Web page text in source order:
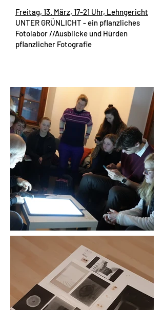
Freitag, 13. März, 17-21 Uhr, Lehngericht
UNTER GRÜNLICHT - ein pflanzliches
Fotolabor //Ausblicke und Hürden
pflanzlicher Fotografie